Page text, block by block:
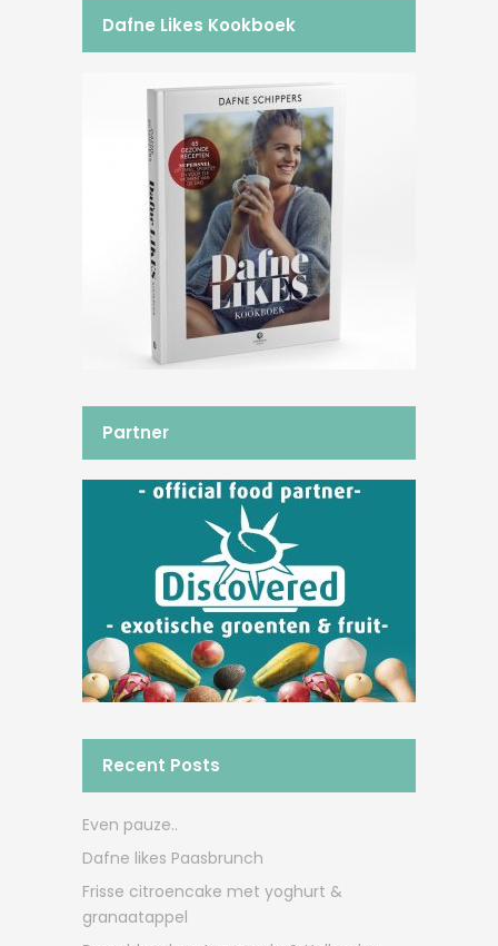
Dafne Likes Kookboek
Partner
Recent Posts
Even pauze..
Dafne likes Paasbrunch
Frisse citroencake met yoghurt &
granaatappel